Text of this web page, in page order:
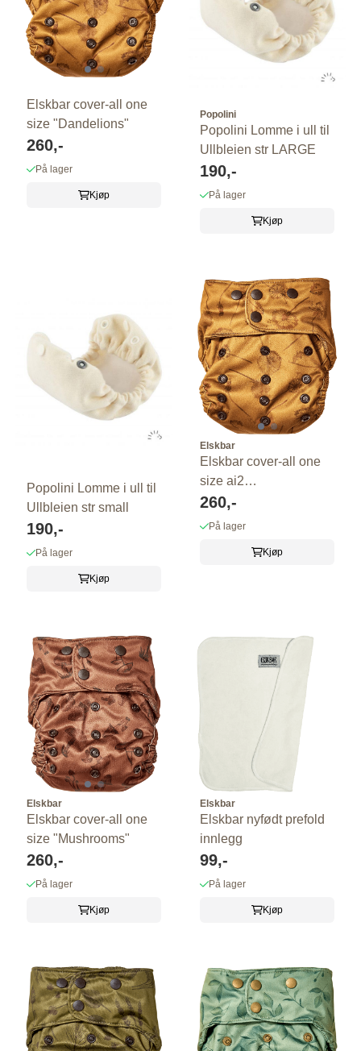
Elskbar cover-all one
size "Dandelions"
260,-
På lager
Kjøp
Popolini
Popolini Lomme i ull til
Ullbleien str LARGE
190,-
På lager
Kjøp
Popolini Lomme i ull til
Ullbleien str small
190,-
På lager
Kjøp
Elskbar
Elskbar cover-all one
size ai2
FORHÅNDSBESTILLING
260,-
På lager
Kjøp
Elskbar
Elskbar cover-all one
size "Mushrooms"
260,-
På lager
Kjøp
Elskbar
Elskbar nyfødt prefold
innlegg
99,-
På lager
Kjøp